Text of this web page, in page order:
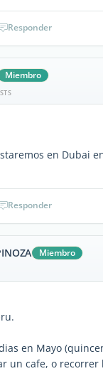
Responder
Miembro
en Dubai
Responder
Miembro
en Mayo
un cafe, o